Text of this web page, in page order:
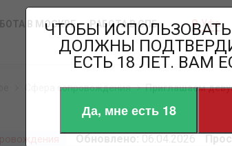
В МОСКВЕ РАБОТА В СПБ Уфа
Сфера сопровождения Приглашаем
Обновлено: 06.04.2026
ЧТОБЫ
ДОЛЖНЫ
ЕСТЬ 18 ЛЕТ. ВАМ
Да, мне есть 18